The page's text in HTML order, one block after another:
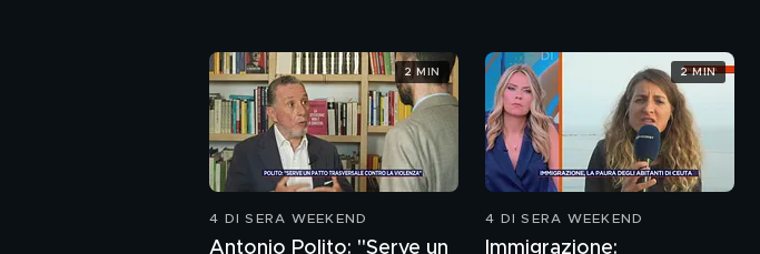
4 DI SERA WEEKEND
Antonio Polito: "Serve un
2 MIN
4 DI SERA WEEKEND
Immigrazione:
2 MIN